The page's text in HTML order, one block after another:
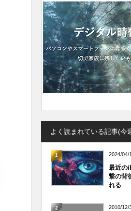
よく読まれている記事(今
1 2024/04/
最近の
撃の背
れる
2 2010/12/